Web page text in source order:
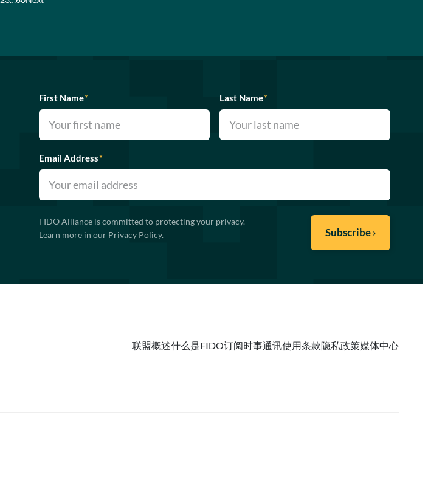
First Name* Last Name*
Email Address*
FIDO Alliance is committed to protecting your privacy.
Learn more in our Privacy Policy.
联盟概述什么是FIDO订阅时事通讯使用条款隐私政策媒体中心